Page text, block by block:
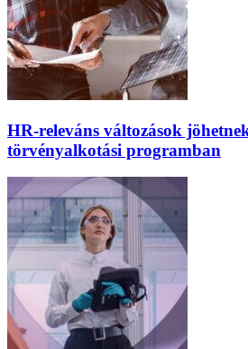
HR-releváns változások
törvényalkotási programban